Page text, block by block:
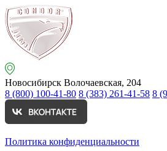
Новосибирск Волочаевская, 204
8 (800) 100-41-80 8 (383) 261-41-58 8
Политика конфиденциальности